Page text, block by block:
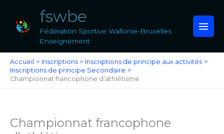
contenu
fswbe
Fédération Sportive Wallonie-Bruxelles
Enseignement
Accueil Inscriptions
Inscriptions de principe aux activités
Inscriptions de principe Secondaire
Championnat francophone d’athlétisme
Championnat francophone